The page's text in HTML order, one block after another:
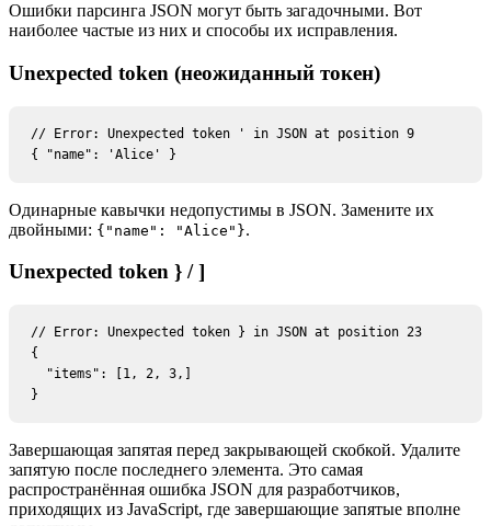
Ошибки парсинга JSON могут быть загадочными. Вот
наиболее частые из них и способы их исправления.
Unexpected token (неожиданный токен)
// Error: Unexpected token ' in JSON at position 9
{ "name": 'Alice' }
Одинарные кавычки недопустимы в JSON. Замените их
двойными: { "name": "Alice" }.
Unexpected token } / ]
// Error: Unexpected token } in JSON at position 23
{
  "items": [1, 2, 3,]
}
Завершающая запятая перед закрывающей скобкой. Удалите
запятую после последнего элемента. Это самая
распространённая ошибка JSON для разработчиков,
приходящих из JavaScript, где завершающие запятые вполне